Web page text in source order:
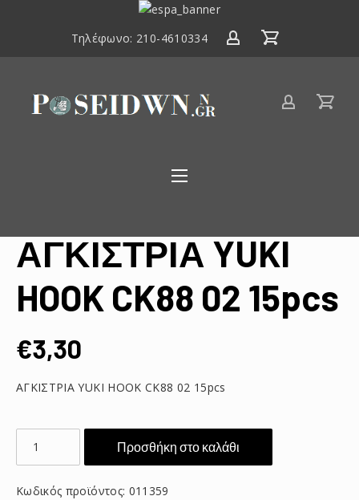
ΕΣΠΑ
2020
Τηλέφωνο: 210-4610334
Είδη
ΑΓΚΙΣΤΡΙΑ YUKI
HOOK CK88 02 15pcs
€3,30
ΑΓΚΙΣΤΡΙΑ YUKI HOOK CK88 02 15pcs
YUKI
CK88
Προσθήκη στο καλάθι
Κωδικός προϊόντος: 011359